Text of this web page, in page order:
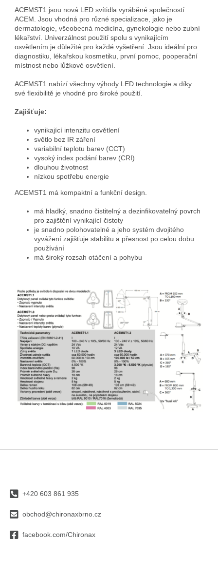
ACEMST1 jsou nová LED svítidla vyráběné společností
ACEM. Jsou vhodná pro různé specializace, jako je
dermatologie, všeobecná medicína, gynekologie nebo zubní
lékařství. Univerzálnost použití spolu s vynikajícím
osvětlením je důležité pro každé vyšetření. Jsou ideální pro
diagnostiku, lékařskou kosmetiku, první pomoc, pooperační
místnost nebo lůžkové osvětlení.
ACEMST1 nabízí všechny výhody LED technologie a díky
své flexibilitě je vhodné pro široké použití.
Zajišťuje:
vynikající intenzitu osvětlení
světlo bez IR záření
variabilní teplotu barev (CCT)
vysoký index podání barev (CRI)
dlouhou životnost
nízkou spotřebu energie
ACEMST1 má kompaktní a funkční design.
má hladký, snadno čistitelný a dezinfikovatelný povrch
pro zajištění vynikající čistoty
je snadno polohovatelné a jeho systém dvojitého
vyvážení zajišťuje stabilitu a přesnost po celou dobu
používání
má široký rozsah otáčení a pohybu
+420 603 861 935
obchod@chironaxbrno.cz
facebook.com/Chironax